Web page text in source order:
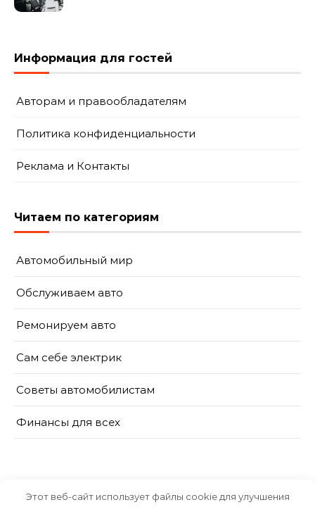
Информация для гостей
Авторам и правообладателям
Политика конфиденциальности
Реклама и Контакты
Читаем по категориям
Автомобильный мир
Обслуживаем авто
Ремонируем авто
Сам себе электрик
Советы автомобилистам
Финансы для всех
Этот веб-сайт использует файлы cookie для улучшения